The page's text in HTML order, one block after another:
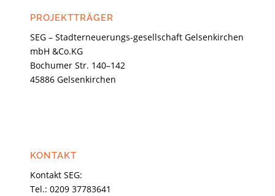
PROJEKTTRÄGER
SEG – Stadterneuerungs-gesellschaft Gelsenkirchen
mbH &Co.KG
Bochumer Str. 140–142
45886 Gelsenkirchen
KONTAKT
Kontakt SEG:
Tel.: 0209 37783641